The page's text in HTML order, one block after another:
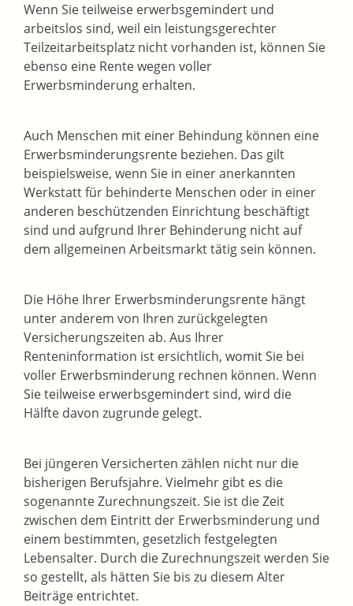
Wenn Sie teilweise erwerbsgemindert und
arbeitslos sind, weil ein leistungsgerechter
Teilzeitarbeitsplatz nicht vorhanden ist, können Sie
ebenso eine Rente wegen voller
Erwerbsminderung erhalten.
Auch Menschen mit einer Behindung können eine
Erwerbsminderungsrente beziehen. Das gilt
beispielsweise, wenn Sie in einer anerkannten
Werkstatt für behinderte Menschen oder in einer
anderen beschützenden Einrichtung beschäftigt
sind und aufgrund Ihrer Behinderung nicht auf
dem allgemeinen Arbeitsmarkt tätig sein können.
Die Höhe Ihrer Erwerbsminderungsrente hängt
unter anderem von Ihren zurückgelegten
Versicherungszeiten ab. Aus Ihrer
Renteninformation ist ersichtlich, womit Sie bei
voller Erwerbsminderung rechnen können. Wenn
Sie teilweise erwerbsgemindert sind, wird die
Hälfte davon zugrunde gelegt.
Bei jüngeren Versicherten zählen nicht nur die
bisherigen Berufsjahre. Vielmehr gibt es die
sogenannte Zurechnungszeit. Sie ist die Zeit
zwischen dem Eintritt der Erwerbsminderung und
einem bestimmten, gesetzlich festgelegten
Lebensalter. Durch die Zurechnungszeit werden Sie
so gestellt, als hätten Sie bis zu diesem Alter
Beiträge entrichtet.